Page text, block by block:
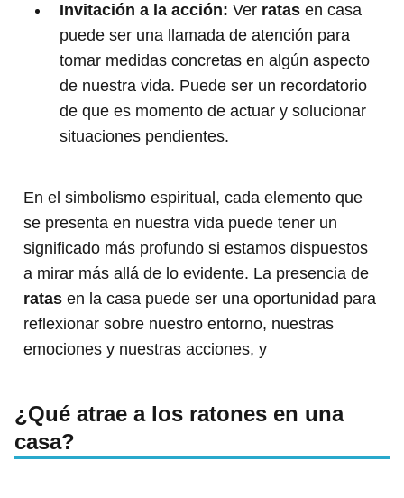
Invitación a la acción: Ver ratas en casa
puede ser una llamada de atención para
tomar medidas concretas en algún aspecto
de nuestra vida. Puede ser un recordatorio
de que es momento de actuar y solucionar
situaciones pendientes.
En el simbolismo espiritual, cada elemento que
se presenta en nuestra vida puede tener un
significado más profundo si estamos dispuestos
a mirar más allá de lo evidente. La presencia de
ratas en la casa puede ser una oportunidad para
reflexionar sobre nuestro entorno, nuestras
emociones y nuestras acciones, y
¿Qué atrae a los ratones en una
casa?